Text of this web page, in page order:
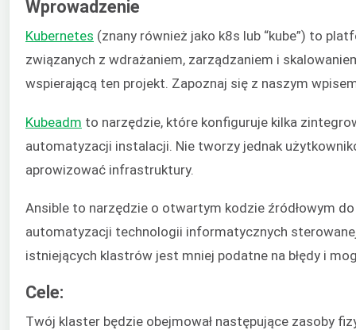
Wprowadzenie
Kubernetes (znany również jako k8s lub “kube”) to
związanych z wdrażaniem, zarządzaniem i
wspierającą ten projekt. Zapoznaj się z naszym
Kubeadm to narzędzie, które konfiguruje kilka
automatyzacji instalacji. Nie tworzy jednak
aprowizować infrastruktury.
Ansible to narzędzie o otwartym kodzie źródłowym
automatyzacji technologii informatycznych
istniejących klastrów jest mniej podatne na błędy i
Cele:
Twój klaster będzie obejmował następujące zasoby